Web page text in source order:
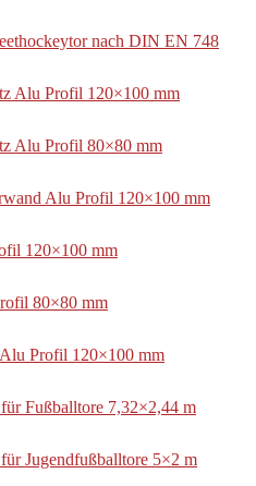
nach DIN EN 748
Alu Profil 120×100 mm
Alu Profil 80×80 mm
Alu Profil 120×100 mm
120×100 mm
80×80 mm
Profil 120×100 mm
Fußballtore 7,32×2,44 m
Jugendfußballtore 5×2 m